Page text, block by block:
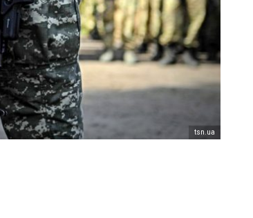
tsn.ua
ФОТО
В Берлине отпраздновали
легализацию гей-браков
ГЕЙ-АЛЬЯНС УКРАИНА Июл 2, 2017 0